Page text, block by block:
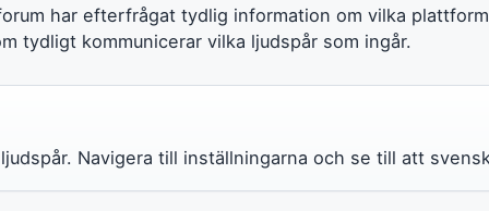
har efterfrågat tydlig information om vilka
tydligt kommunicerar vilka ljudspår som ingår.
Navigera till inställningarna och se till att